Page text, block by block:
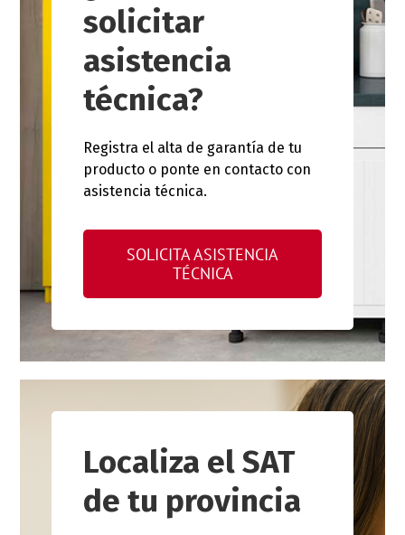
solicitar
asistencia
técnica?
Registra el alta de garantía de tu
producto o ponte en contacto con
asistencia técnica.
SOLICITA ASISTENCIA
TÉCNICA
Localiza el SAT
de tu provincia